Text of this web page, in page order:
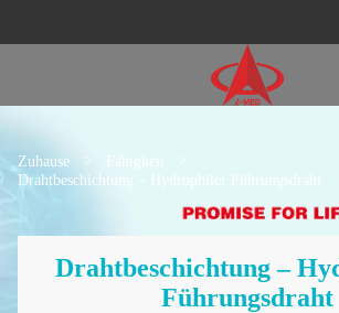
Zuhause > Fähigkeit
Drahtbeschichtung – Hydrophiler Führungsdraht
Drahtbeschichtung –
Führungsdraht